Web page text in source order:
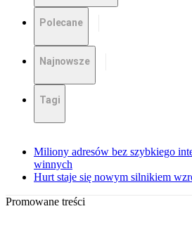
Polecane
Najnowsze
Tagi
Miliony adresów bez szybkiego
winnych
Hurt staje się nowym silnikiem
Promowane treści